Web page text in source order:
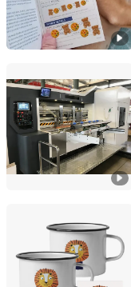
Cangzhou Yunxiang
Hebei, China
Guangdong Yincai
Guangdong, China